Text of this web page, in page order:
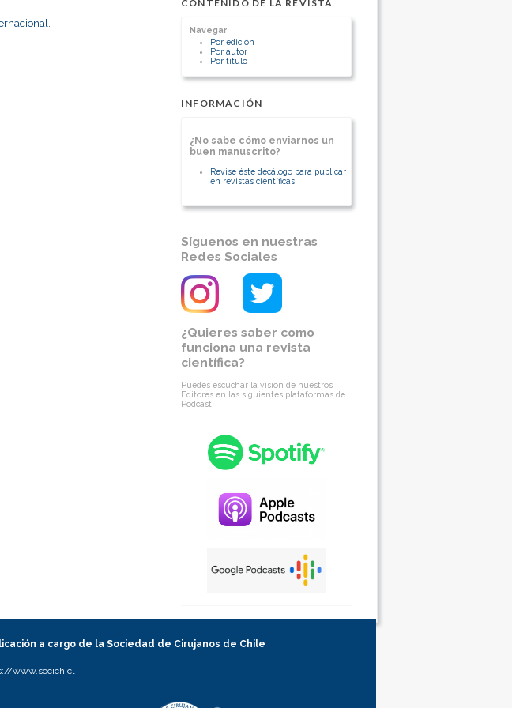
Manizales, especialista en Cirugía
General de la Universidad de Caldas,
fellow en Cirugía Cardiovascular de la
Universidad CES actualmente
Cirujano Cardiovascular del Hospital
Santa Sofía, Manizales, Caldas,
CONTENIDO DE LA REVISTA
Navegar
Por edición
Por autor
Por título
INFORMACIÓN
¿No sabe cómo enviarnos un
buen manuscrito?
Revise éste decálogo para publicar
en revistas científicas
Síguenos en nuestras
Redes Sociales
¿Quieres saber como
funciona una revista
científica?
Puedes escuchar la visión de nuestros
Editores en las siguientes plataformas de
Podcast
a cargo de la Sociedad de Cirujanos de Chile
www.socich.cl